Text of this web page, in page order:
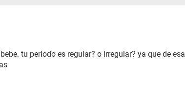
tu periodo es regular? o irregular? ya que de esa